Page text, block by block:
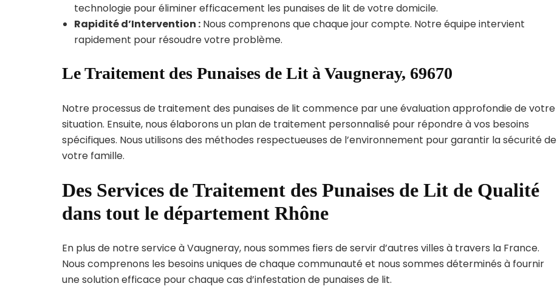
technologie pour éliminer efficacement les punaises de lit de votre domicile.
Rapidité d’Intervention : Nous comprenons que chaque jour compte. Notre équipe intervient
rapidement pour résoudre votre problème.
Le Traitement des Punaises de Lit à Vaugneray, 69670
Notre processus de traitement des punaises de lit commence par une évaluation approfondie de votre
situation. Ensuite, nous élaborons un plan de traitement personnalisé pour répondre à vos besoins
spécifiques. Nous utilisons des méthodes respectueuses de l’environnement pour garantir la sécurité de
votre famille.
Des Services de Traitement des Punaises de Lit de Qualité
dans tout le département Rhône
En plus de notre service à Vaugneray, nous sommes fiers de servir d’autres villes à travers la France.
Nous comprenons les besoins uniques de chaque communauté et nous sommes déterminés à fournir
une solution efficace pour chaque cas d’infestation de punaises de lit.